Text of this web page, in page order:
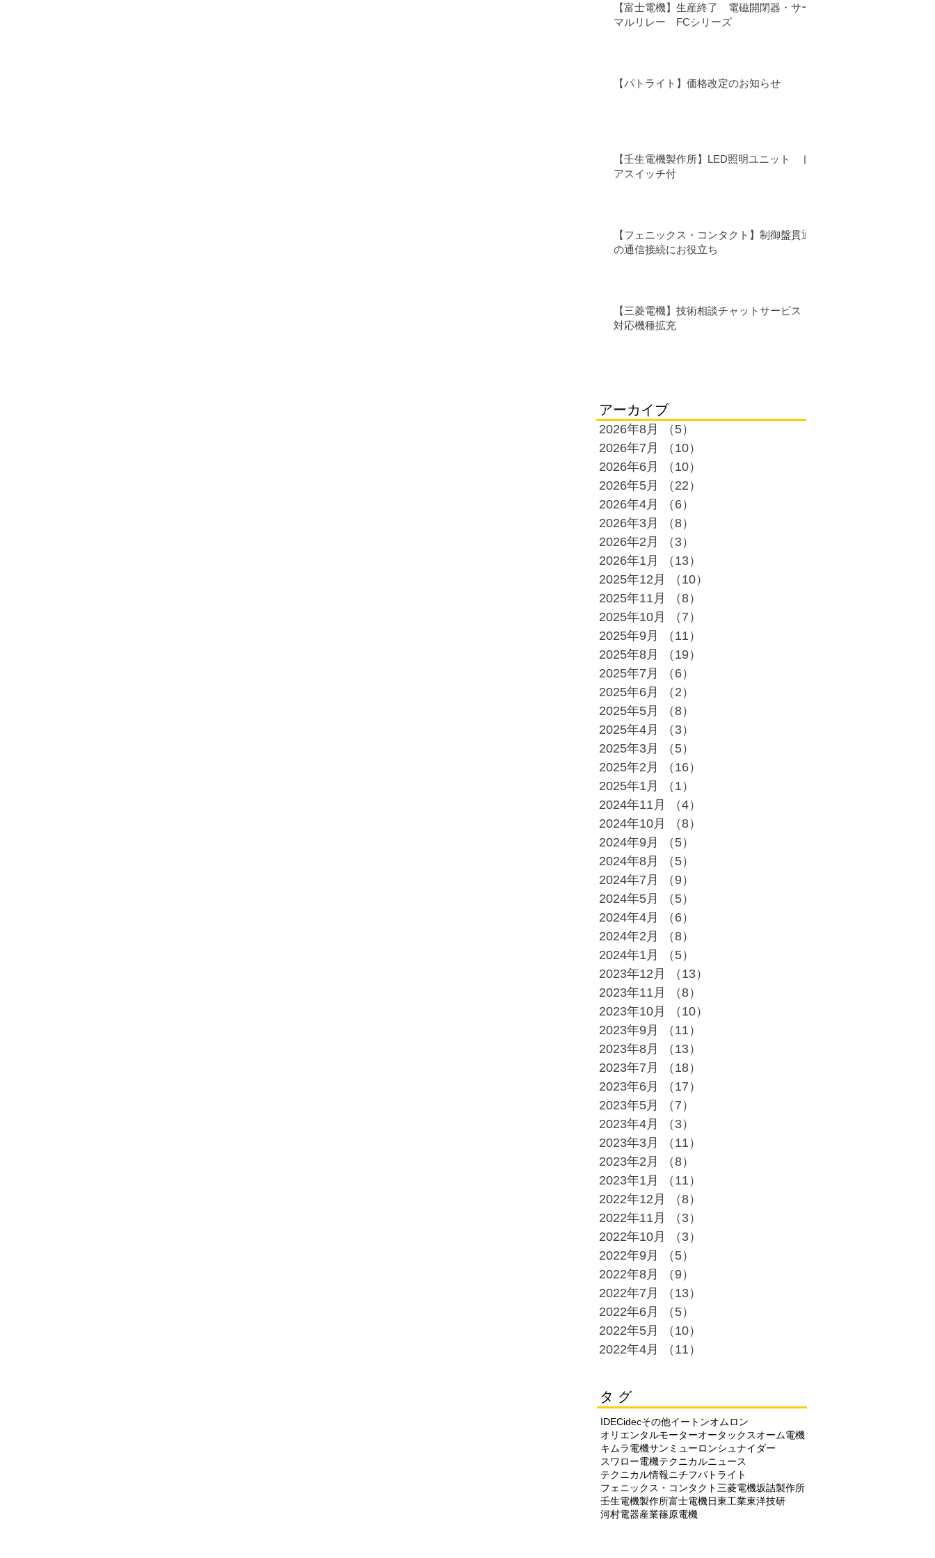
【富士電機】生産終了 電磁開閉器・サー
マルリレー FCシリーズ
【パトライト】価格改定のお知らせ
【壬生電機製作所】LED照明ユニット ド
アスイッチ付
【フェニックス・コンタクト】制御盤貫通
の通信接続にお役立ち
【三菱電機】技術相談チャットサービス
対応機種拡充
アーカイブ
2026年8月 （5）
2026年7月
（10）
2026年6月
（10）
2026年5月
（22）
2026年4月
（6）
2026年3月
（8）
2026年2月
（3）
2026年1月
（13）
2025年12月
（10）
2025年11月
（8）
2025年10月
（7）
2025年9月
（11）
2025年8月
（19）
2025年7月
（6）
2025年6月
（2）
2025年5月
（8）
2025年4月
（3）
2025年3月
（5）
2025年2月
（16）
2025年1月
（1）
2024年11月
（4）
2024年10月
（8）
2024年9月
（5）
2024年8月
（5）
2024年7月
（9）
2024年5月
（5）
2024年4月
（6）
2024年2月
（8）
2024年1月
（5）
2023年12月
（13）
2023年11月
（8）
2023年10月
（10）
2023年9月
（11）
2023年8月
（13）
2023年7月
（18）
2023年6月
（17）
2023年5月
（7）
2023年4月
（3）
2023年3月
（11）
2023年2月
（8）
2023年1月
（11）
2022年12月
（8）
2022年11月
（3）
2022年10月
（3）
2022年9月
（5）
2022年8月
（9）
2022年7月
（13）
2022年6月
（5）
2022年5月
（10）
2022年4月
（11）
タ グ
IDECidecその他イートンオムロン
オリエンタルモーターオータックスオーム電機
キムラ電機サンミューロンシュナイダー
スワロー電機テクニカルニュース
テクニカル情報ニチフパトライト
フェニックス・コンタクト 三菱電機坂詰製作所
壬生電機製作所富士電機日東工業東洋技研
河村電器産業篠原電機